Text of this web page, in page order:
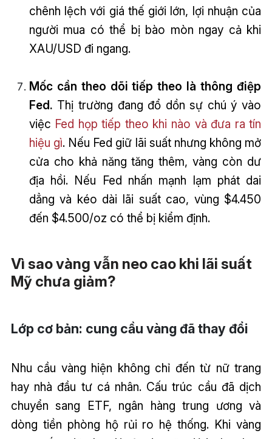
chênh lệch với giá thế giới lớn, lợi nhuận của
người mua có thể bị bào mòn ngay cả khi
XAU/USD đi ngang.
Mốc cần theo dõi tiếp theo là thông điệp
Fed. Thị trường đang đổ dồn sự chú ý vào
việc Fed họp tiếp theo khi nào và đưa ra tín
hiệu gì. Nếu Fed giữ lãi suất nhưng không mở
cửa cho khả năng tăng thêm, vàng còn dư
địa hồi. Nếu Fed nhấn mạnh lạm phát dai
dẳng và kéo dài lãi suất cao, vùng $4.450
đến $4.500/oz có thể bị kiểm định.
Vì sao vàng vẫn neo cao khi lãi suất
Mỹ chưa giảm?
Lớp cơ bản: cung cầu vàng đã thay đổi
Nhu cầu vàng hiện không chỉ đến từ nữ trang
hay nhà đầu tư cá nhân. Cấu trúc cầu đã dịch
chuyển sang ETF, ngân hàng trung ương và
dòng tiền phòng hộ rủi ro hệ thống. Khi vàng